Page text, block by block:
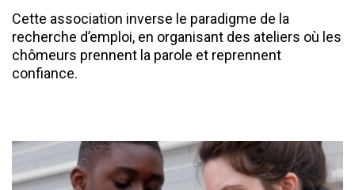
Cette association inverse le paradigme de la
recherche d’emploi, en organisant des ateliers où les
chômeurs prennent la parole et reprennent
confiance.